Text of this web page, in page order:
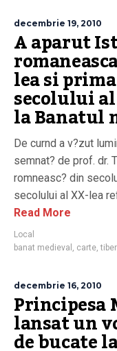
decembrie 19, 2010
A aparut
lea si
secolului
la Banatul
De curnd a v?zut
semnat? de prof. dr.
romneasc? din
secolului al XX-lea
Read More
Local
banat medieval , carte,
decembrie 16, 2010
Principesa
lansat un
de bucate